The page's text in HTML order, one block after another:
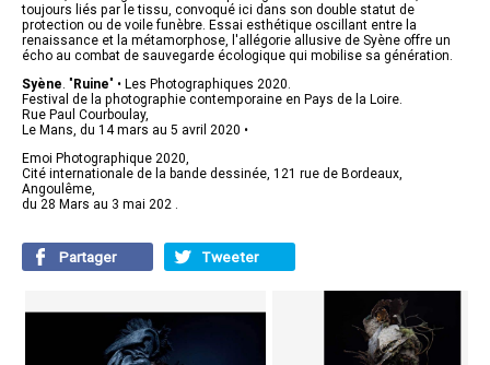
toujours liés par le tissu, convoqué ici dans son double statut de
protection ou de voile funèbre. Essai esthétique oscillant entre la
renaissance et la métamorphose, l'allégorie allusive de Syène offre un
écho au combat de sauvegarde écologique qui mobilise sa génération.
Syène. " Ruine" • Les Photographiques 2020.
Festival de la photographie contemporaine en Pays de la Loire.
Rue Paul Courboulay,
Le Mans, du 14 mars au 5 avril 2020 •
Emoi Photographique 2020,
Cité internationale de la bande dessinée, 121 rue de Bordeaux,
Angoulême,
du 28 Mars au 3 mai 202 .
Partager Tweeter